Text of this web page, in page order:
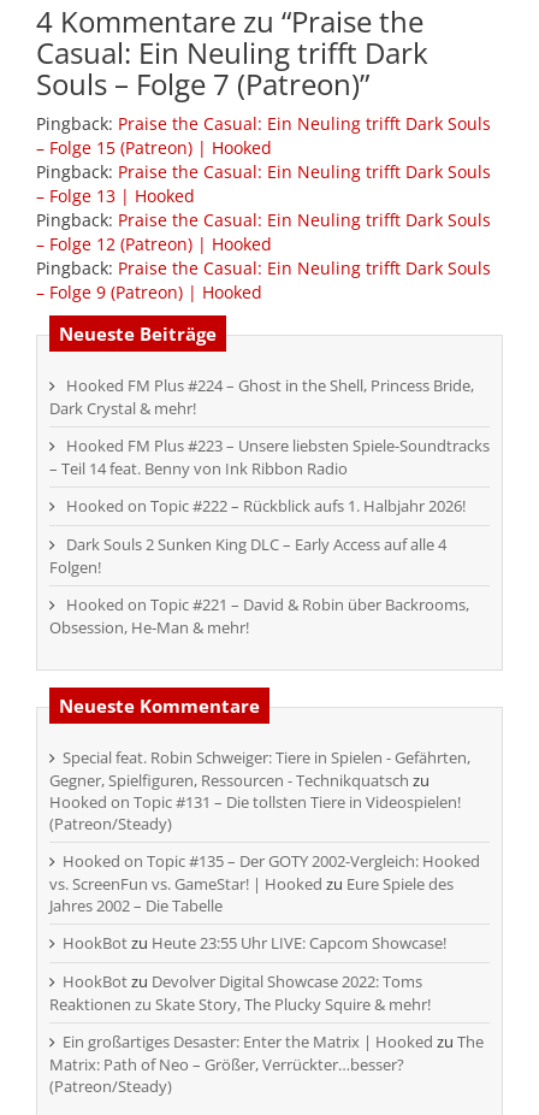
4 Kommentare zu “Praise the
Casual: Ein Neuling trifft Dark
Souls – Folge 7 (Patreon)”
Pingback: Praise the Casual: Ein Neuling trifft Dark Souls
– Folge 15 (Patreon) | Hooked
Pingback: Praise the Casual: Ein Neuling trifft Dark Souls
– Folge 13 | Hooked
Pingback: Praise the Casual: Ein Neuling trifft Dark Souls
– Folge 12 (Patreon) | Hooked
Pingback: Praise the Casual: Ein Neuling trifft Dark Souls
– Folge 9 (Patreon) | Hooked
Neueste Beiträge
Hooked FM Plus #224 – Ghost in the Shell, Princess Bride,
Dark Crystal & mehr!
Hooked FM Plus #223 – Unsere liebsten Spiele-Soundtracks
– Teil 14 feat. Benny von Ink Ribbon Radio
Hooked on Topic #222 – Rückblick aufs 1. Halbjahr 2026!
Dark Souls 2 Sunken King DLC – Early Access auf alle 4
Folgen!
Hooked on Topic #221 – David & Robin über Backrooms,
Obsession, He-Man & mehr!
Neueste Kommentare
Special feat. Robin Schweiger: Tiere in Spielen - Gefährten,
Gegner, Spielfiguren, Ressourcen - Technikquatsch zu
Hooked on Topic #131 – Die tollsten Tiere in Videospielen!
(Patreon/Steady)
Hooked on Topic #135 – Der GOTY 2002-Vergleich: Hooked
vs. ScreenFun vs. GameStar! | Hooked zu Eure Spiele des
Jahres 2002 – Die Tabelle
HookBotzu Heute 23:55 Uhr LIVE: Capcom Showcase!
HookBotzu Devolver Digital Showcase 2022: Toms
Reaktionen zu Skate Story, The Plucky Squire & mehr!
Ein großartiges Desaster: Enter the Matrix | Hooked zu The
Matrix: Path of Neo – Größer, Verrückter…besser?
(Patreon/Steady)